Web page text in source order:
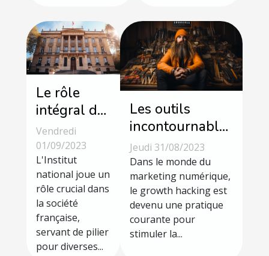
Le rôle
intégral de
l'Institut
national
dans la
société
française
Vendredi
01/09/2023
L'Institut
national joue un
rôle crucial dans
la société
française,
servant de pilier
pour diverses...
Les outils
incontournables
du growth
hacker
Jeudi 31/08/2023
Dans le monde du
marketing numérique,
le growth hacking est
devenu une pratique
courante pour
stimuler la...